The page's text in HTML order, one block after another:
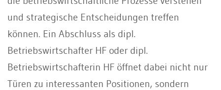
und strategische Entscheidungen treffen
können. Ein Abschluss als dipl.
Betriebswirtschafter HF oder dipl.
Betriebswirtschafterin HF öffnet dabei nicht nur
Türen zu interessanten Positionen, sondern